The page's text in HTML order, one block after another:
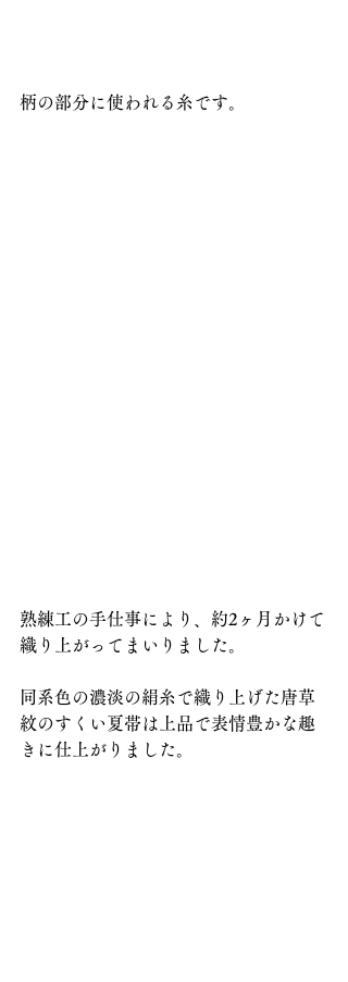
柄の部分に使われる糸です。
熟練工の手仕事により、約2ヶ月かけて
織り上がってまいりました。
同系色の濃淡の絹糸で織り上げた唐草
紋のすくい夏帯は上品で表情豊かな趣
きに仕上がりました。